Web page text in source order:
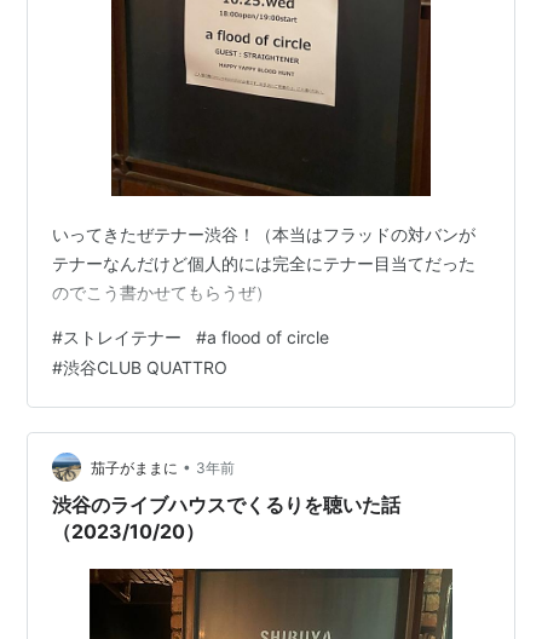
いってきたぜテナー渋谷！（本当はフラッドの対バンが
テナーなんだけど個人的には完全にテナー目当てだった
のでこう書かせてもらうぜ）
#ストレイテナー #a flood of circle
#渋谷CLUB QUATTRO
茄子がままに • 3年前
渋谷のライブハウスでくるりを聴いた話
（2023/10/20）